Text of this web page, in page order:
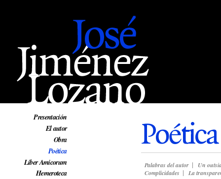
Presentación
El autor
Obra
Poética
Liber Amicorum
Hemeroteca
Poética
Palabras del autor
Un
Complicidades
La